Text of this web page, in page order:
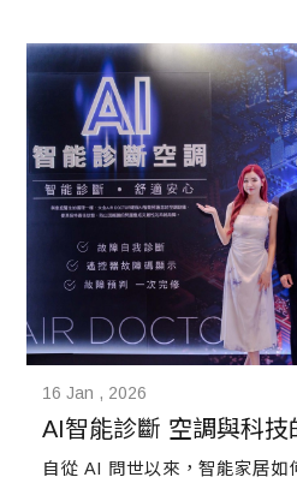
細節中都堅持為地球創造永續
的金點設計獎以《退役變電箱
底泥人孔蓋杯墊》兩件作品入
背後除了不停激盪的腦力，更飽
16 Jan , 2026
AI智能診斷 空調與科技
自從 AI 問世以來，智能家居如